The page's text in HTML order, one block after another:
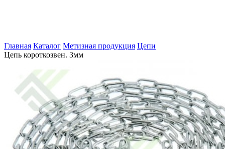
Главная Каталог Метизная продукция Цепи
Цепь короткозвен. 3мм